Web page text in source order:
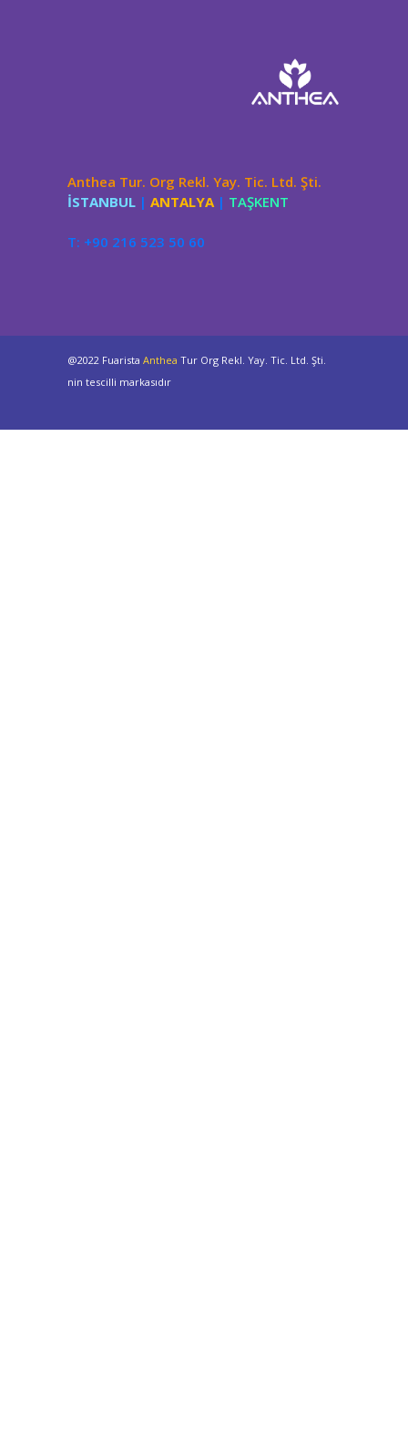
Anthea Tur. Org Rekl. Yay. Tic. Ltd. Şti.
İSTANBUL | ANTALYA | TAŞKENT
T: +90 216 523 50 60
@2022 Fuarista Anthea Tur Org Rekl. Yay. Tic. Ltd. Şti.
nin tescilli markasıdır